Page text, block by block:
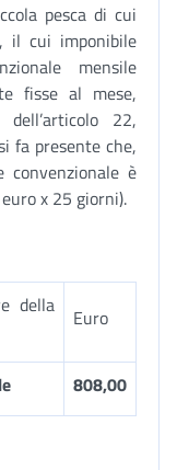
pesca di cui
il cui imponibile
mensile
fisse al mese,
22,
fa presente che,
è
x 25 giorni).
della
Euro
808,00